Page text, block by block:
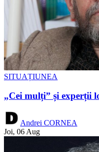
SITUAȚIUNEA
„Cei mulți” și experții
Andrei CORNEA
Joi, 06 Aug